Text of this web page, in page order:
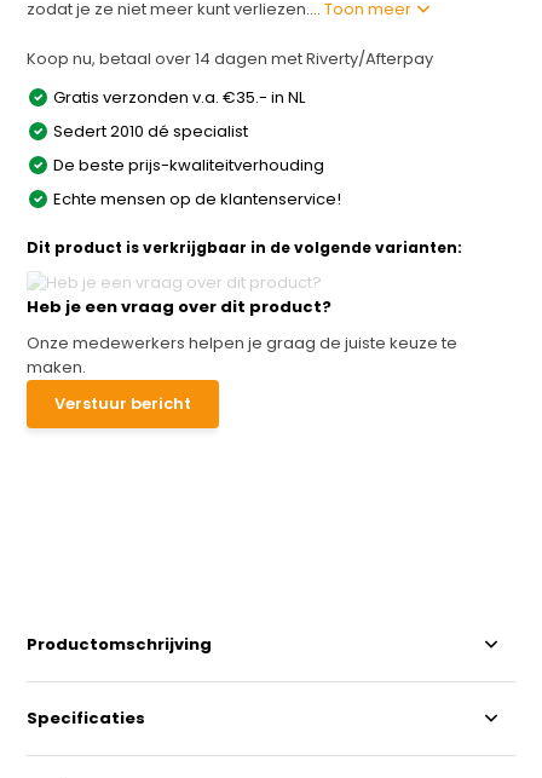
zodat je ze niet meer kunt verliezen....Toon meer
Koop nu, betaal over 14 dagen met Riverty/Afterpay
Gratis verzonden v.a. €35.- in NL
Sedert 2010 dé specialist
De beste prijs-kwaliteitverhouding
Echte mensen op de klantenservice!
Dit product is verkrijgbaar in de volgende varianten:
Heb je een vraag over dit product?
Onze medewerkers helpen je graag de juiste keuze te
maken.
Verstuur bericht
Productomschrijving
Specificaties